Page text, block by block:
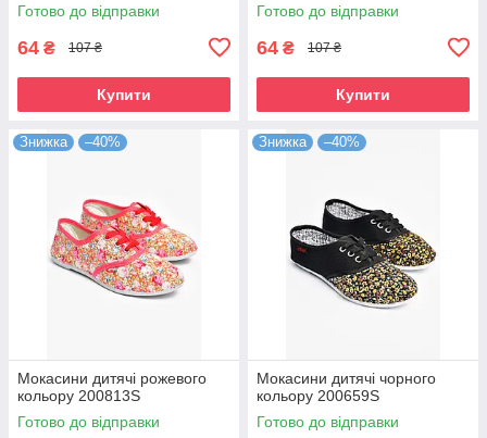
Готово до відправки
64 ₴ 107 ₴
Купити
Готово до відправки
64 ₴ 107 ₴
Купити
Знижка –40%
Мокасини дитячі рожевого
кольору 200813S
Готово до відправки
Знижка –40%
Мокасини дитячі чорного
кольору 200659S
Готово до відправки